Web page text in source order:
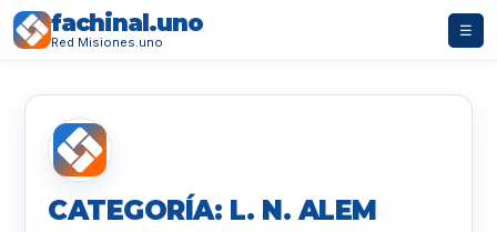
fachinal.uno
Red Misiones.uno
☰
CATEGORÍA: L. N. ALEM